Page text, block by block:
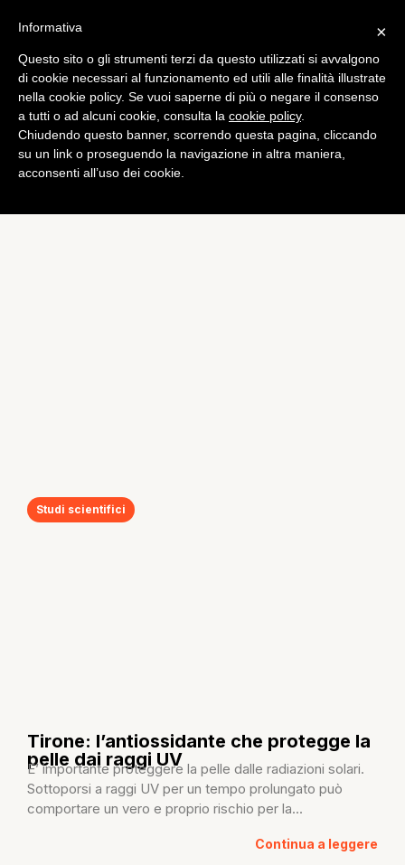
Studi scientifici
Tirone: l’antiossidante che protegge la
pelle dai raggi UV
E’ importante proteggere la pelle dalle radiazioni solari.
Sottoporsi a raggi UV per un tempo prolungato può
comportare un vero e proprio rischio per la...
Continua a leggere
×
Informativa
Questo sito o gli strumenti terzi da questo utilizzati si avvalgono
di cookie necessari al funzionamento ed utili alle finalità illustrate
nella cookie policy. Se vuoi saperne di più o negare il consenso
a tutti o ad alcuni cookie, consulta la cookie policy.
Chiudendo questo banner, scorrendo questa pagina, cliccando
su un link o proseguendo la navigazione in altra maniera,
acconsenti all’uso dei cookie.